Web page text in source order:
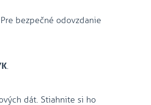
bezpečné odovzdanie
.
dát. Stiahnite si ho